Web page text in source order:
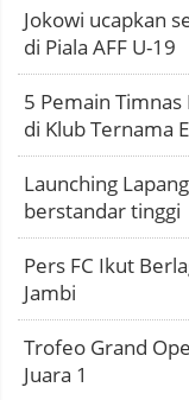
Jokowi ucapkan
di Piala AFF U-19
5 Pemain
di Klub Ternama
Launching
berstandar tinggi
Pers FC Ikut
Jambi
Trofeo Grand
Juara 1